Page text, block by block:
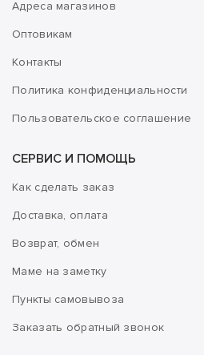
Адреса магазинов
Оптовикам
Контакты
Политика конфиденциальности
Пользовательское соглашение
СЕРВИС И ПОМОЩЬ
Как сделать заказ
Доставка, оплата
Возврат, обмен
Маме на заметку
Пункты самовывоза
Заказать обратный звонок